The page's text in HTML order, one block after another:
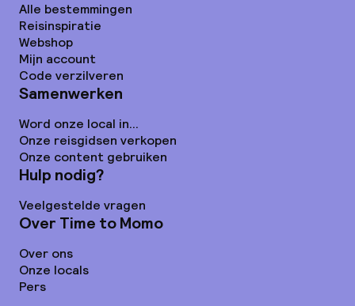
Alle bestemmingen
Reisinspiratie
Webshop
Mijn account
Code verzilveren
Samenwerken
Word onze local in...
Onze reisgidsen verkopen
Onze content gebruiken
Hulp nodig?
Veelgestelde vragen
Over Time to Momo
Over ons
Onze locals
Pers